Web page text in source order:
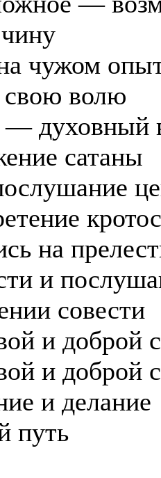
чужом
свою волю
— духовный
сатаны
на
и
совести
и доброй
и доброй
и делание
путь